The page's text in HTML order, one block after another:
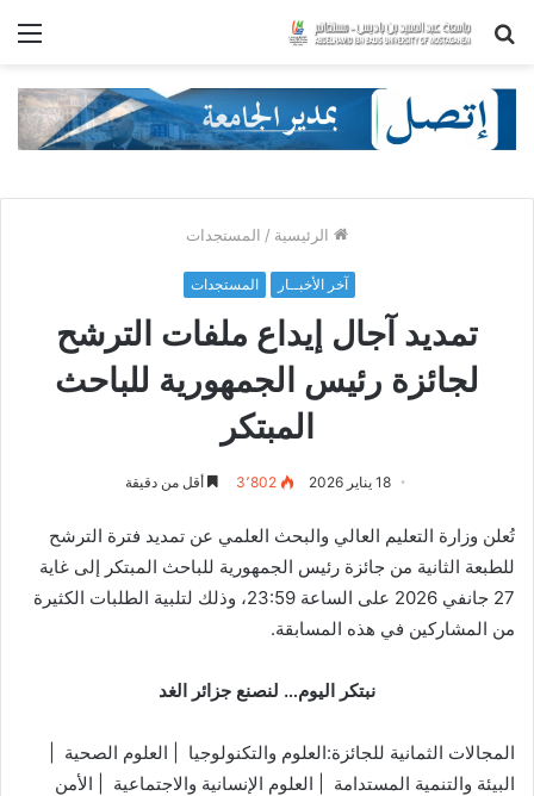
بحث
الرئيسية / المستجدات
آخر الأخبــار المستجدات
تمديد آجال إيداع ملفات الترشح
لجائزة رئيس الجمهورية للباحث
المبتكر
18 يناير 2026 3٬802 أقل من دقيقة
تُعلن وزارة التعليم العالي والبحث العلمي عن تمديد فترة الترشح
للطبعة الثانية من جائزة رئيس الجمهورية للباحث المبتكر إلى غاية
27 جانفي 2026 على الساعة 23:59، وذلك لتلبية الطلبات الكثيرة
من المشاركين في هذه المسابقة.
نبتكر اليوم… لنصنع جزائر الغد
المجالات الثمانية للجائزة:العلوم والتكنولوجيا | العلوم الصحية |
البيئة والتنمية المستدامة | العلوم الإنسانية والاجتماعية | الأمن